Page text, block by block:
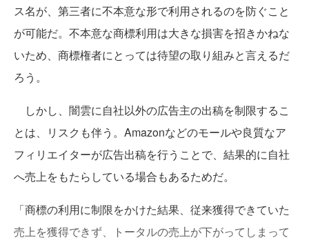
ス名が、第三者に不本意な形で利用されるのを防ぐこと
が可能だ。不本意な商標利用は大きな損害を招きかねな
いため、商標権者にとっては待望の取り組みと言えるだ
ろう。
しかし、闇雲に自社以外の広告主の出稿を制限するこ
とは、リスクも伴う。Amazonなどのモールや良質なア
フィリエイターが広告出稿を行うことで、結果的に自社
へ売上をもたらしている場合もあるためだ。
「商標の利用に制限をかけた結果、従来獲得できていた
売上を獲得できず、トータルの売上が下がってしまって